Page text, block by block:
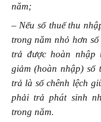
năm;
– Nếu số thuế thu
trong năm nhỏ hơn
trả được hoàn nhập
giảm (hoàn nhập) số
trả là số chênh lệch
phải trả phát sinh
trong năm.